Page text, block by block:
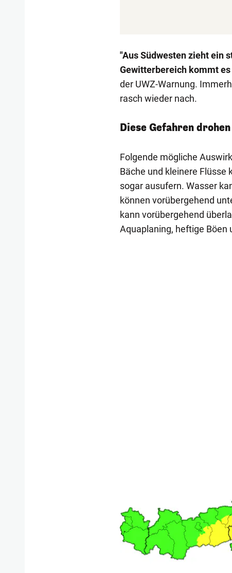
"Aus Südwesten zieht ein
Gewitterbereich kommt
der UWZ-Warnung.
rasch wieder nach.
Diese Gefahren drohen
Folgende mögliche
Bäche und kleinere
sogar ausufern. Wasser
können vorübergehend
kann vorübergehend
Aquaplaning, heftige Böen